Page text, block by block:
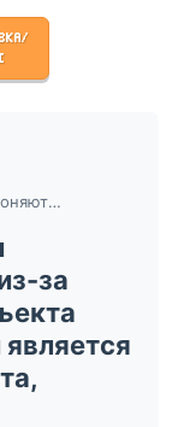
Как действовать, если заявление отклоняют из-за отсутствия адреса объекта размещения, который является частью здания (комната, помещение)?
за